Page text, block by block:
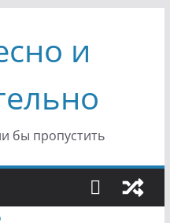
и
бы пропустить